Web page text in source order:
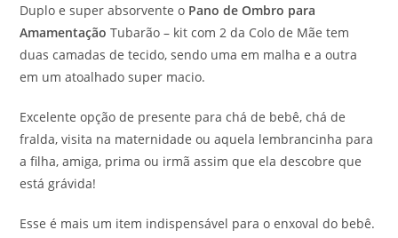
Duplo e super absorvente o Pano de Ombro para
Amamentação Tubarão – kit com 2 da Colo de Mãe tem
duas camadas de tecido, sendo uma em malha e a outra
em um atoalhado super macio.
Excelente opção de presente para chá de bebê, chá de
fralda, visita na maternidade ou aquela lembrancinha para
a filha, amiga, prima ou irmã assim que ela descobre que
está grávida!
Esse é mais um item indispensável para o enxoval do bebê.